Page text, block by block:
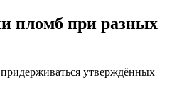
пломб при разных
утверждённых